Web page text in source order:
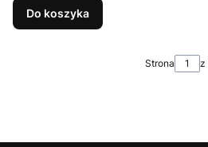
Do koszyka
Strona z